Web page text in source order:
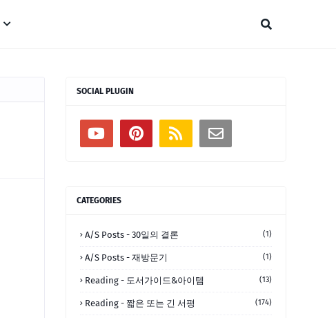
SOCIAL PLUGIN
CATEGORIES
A/S Posts - 30일의 결론 (1)
A/S Posts - 재방문기 (1)
Reading - 도서가이드&아이템 (13)
Reading - 짧은 또는 긴 서평 (174)